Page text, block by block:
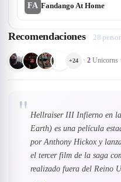
FA Fandango At Home
Recomendaciones 28
+24 · 2 Unicorns ·
" Hellraiser III Infierno en
Earth) es una película
por Anthony Hickox y
el tercer film de la saga
realizado fuera del Reino